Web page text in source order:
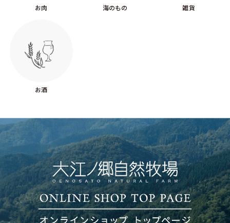
お肉 海のもの 雑貨
お酒